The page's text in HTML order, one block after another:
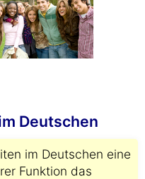
Deutschen
im Deutschen eine
Funktion das